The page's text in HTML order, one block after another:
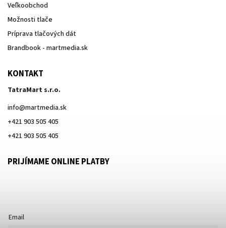
Veľkoobchod
Možnosti tlače
Príprava tlačových dát
Brandbook - martmedia.sk
KONTAKT
TatraMart s.r.o.
info@martmedia.sk
+421 903 505 405
+421 903 505 405
PRIJÍMAME ONLINE PLATBY
Email